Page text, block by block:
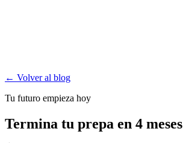
← Volver al blog
Tu futuro empieza hoy
Termina tu prepa en 4 meses